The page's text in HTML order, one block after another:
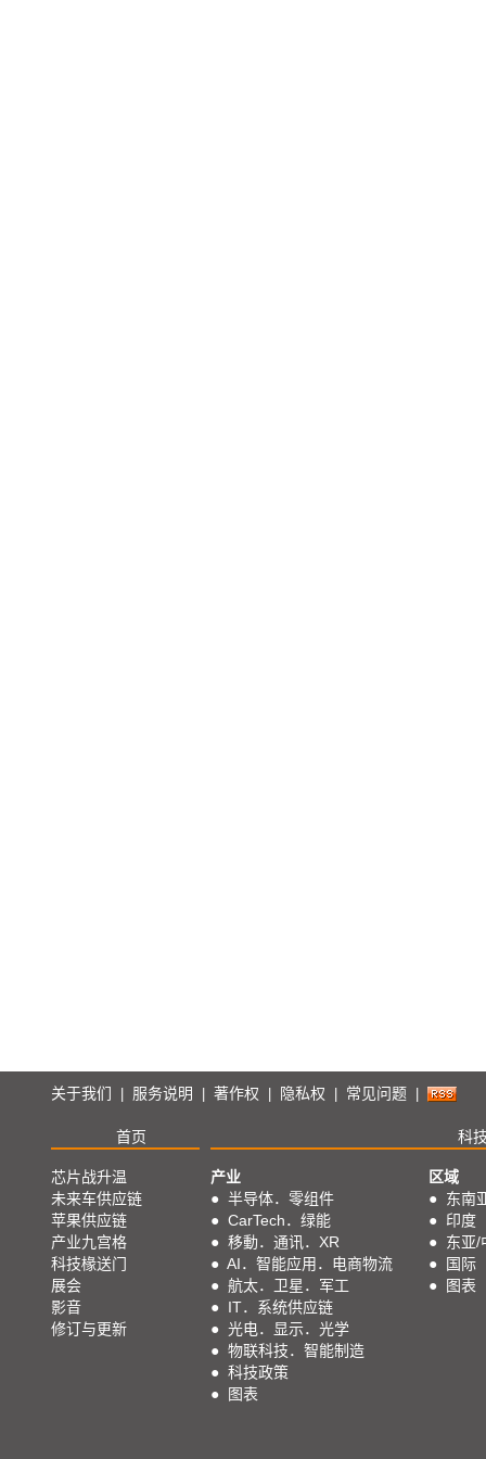
关于我们 服务说明 著作权 隐私权 常见问题
首页 科
芯片战升温
未来车供应链
苹果供应链
产业九宫格
科技椽送门
展会
影音
修订与更新
产业
● 半导体．零组件
● CarTech．绿能
● 移動．通讯．XR
● AI．智能应用．电商物流
● 航太．卫星．军工
● IT．系统供应链
● 光电．显示．光学
● 物联科技．智能制造
● 科技政策
●
图表
区域
● 东南
● 印度
● 东亚/
●
国际
●
图表